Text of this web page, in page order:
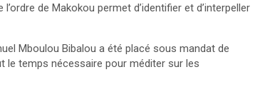
de Makokou permet d’identifier et d’interpeller
Mboulou Bibalou a été placé sous mandat de
le temps nécessaire pour méditer sur les